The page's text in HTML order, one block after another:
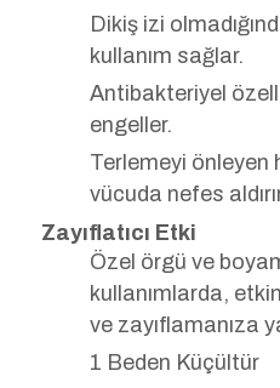
Dikiş izi
kullanım sağlar.
Antibakteriyel
engeller.
Terlemeyi önleyen
vücuda nefes
Zayıflatıcı Etki
Özel örgü ve
kullanımlarda,
ve zayıflamanıza
1 Beden Küçültür